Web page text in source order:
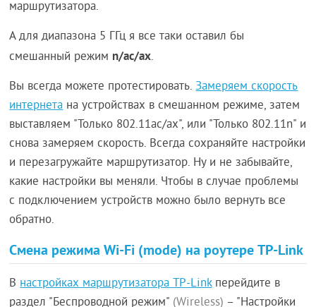
маршрутизатора.
А для диапазона 5 ГГц я все таки оставил бы
смешанный режим n/ac/ax.
Вы всегда можете протестировать.Замеряем скорость
интернетана устройствах в смешанном режиме, затем
выставляем "Только 802.11ac/ax", или "Только 802.11n" и
снова замеряем скорость. Всегда сохраняйте настройки
и перезагружайте маршрутизатор. Ну и не забывайте,
какие настройки вы меняли. Чтобы в случае проблемы
с подключением устройств можно было вернуть все
обратно.
Смена режима Wi-Fi (mode) на роутере TP-Link
Внастройках маршрутизатора TP-Linkперейдите в
раздел "Беспроводной режим" (Wireless) – "Настройки